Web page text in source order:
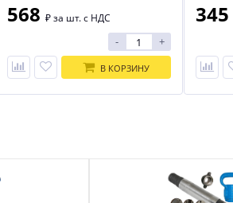
568 ₽за шт. с НДС
- +
В КОРЗИНУ
345